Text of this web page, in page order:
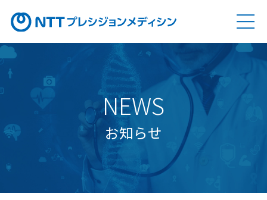
ソリューション SOLUTION
Genovision（ゲノビジョン）
Genovision Dock®（ゲノビジョン ドック）
Genovision PGx
（ゲノビジョン ピージーエックス）
特定保健指導サービス
NEWS
お知らせ